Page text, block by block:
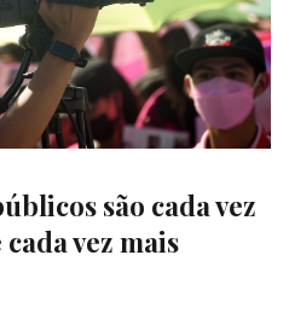
são cada vez
vez mais